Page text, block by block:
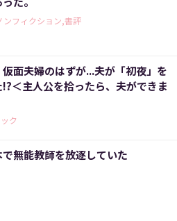
ンフィクション,書評
仮面夫婦のはずが...夫が「初夜」を
＜主人公を拾ったら、夫ができま
ク
無能教師を放逐していた